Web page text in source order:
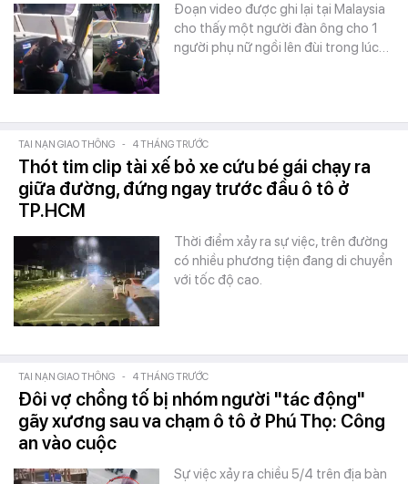
Đoạn video được ghi lại tại Malaysia
cho thấy một người đàn ông cho 1
người phụ nữ ngồi lên đùi trong lúc…
TAI NẠN GIAO THÔNG - 4 THÁNG TRƯỚC
Thót tim clip tài xế bỏ xe cứu bé gái chạy ra
giữa đường, đứng ngay trước đầu ô tô ở
TP.HCM
Thời điểm xảy ra sự việc, trên đường
có nhiều phương tiện đang di chuyển
với tốc độ cao.
TAI NẠN GIAO THÔNG - 4 THÁNG TRƯỚC
Đôi vợ chồng tố bị nhóm người "tác động"
gãy xương sau va chạm ô tô ở Phú Thọ: Công
an vào cuộc
Sự việc xảy ra chiều 5/4 trên địa bàn